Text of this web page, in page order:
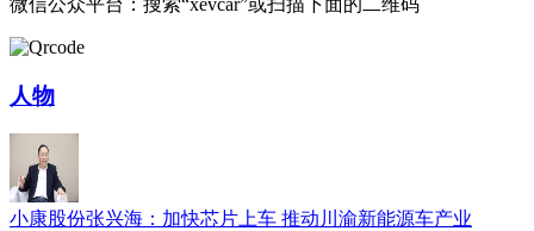
人物
小康股份张兴海：加快芯片上车 推动川渝新能源车产业